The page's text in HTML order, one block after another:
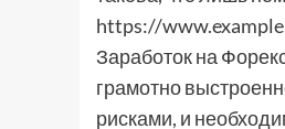
https://
Заработок на
грамотно
рисками, и